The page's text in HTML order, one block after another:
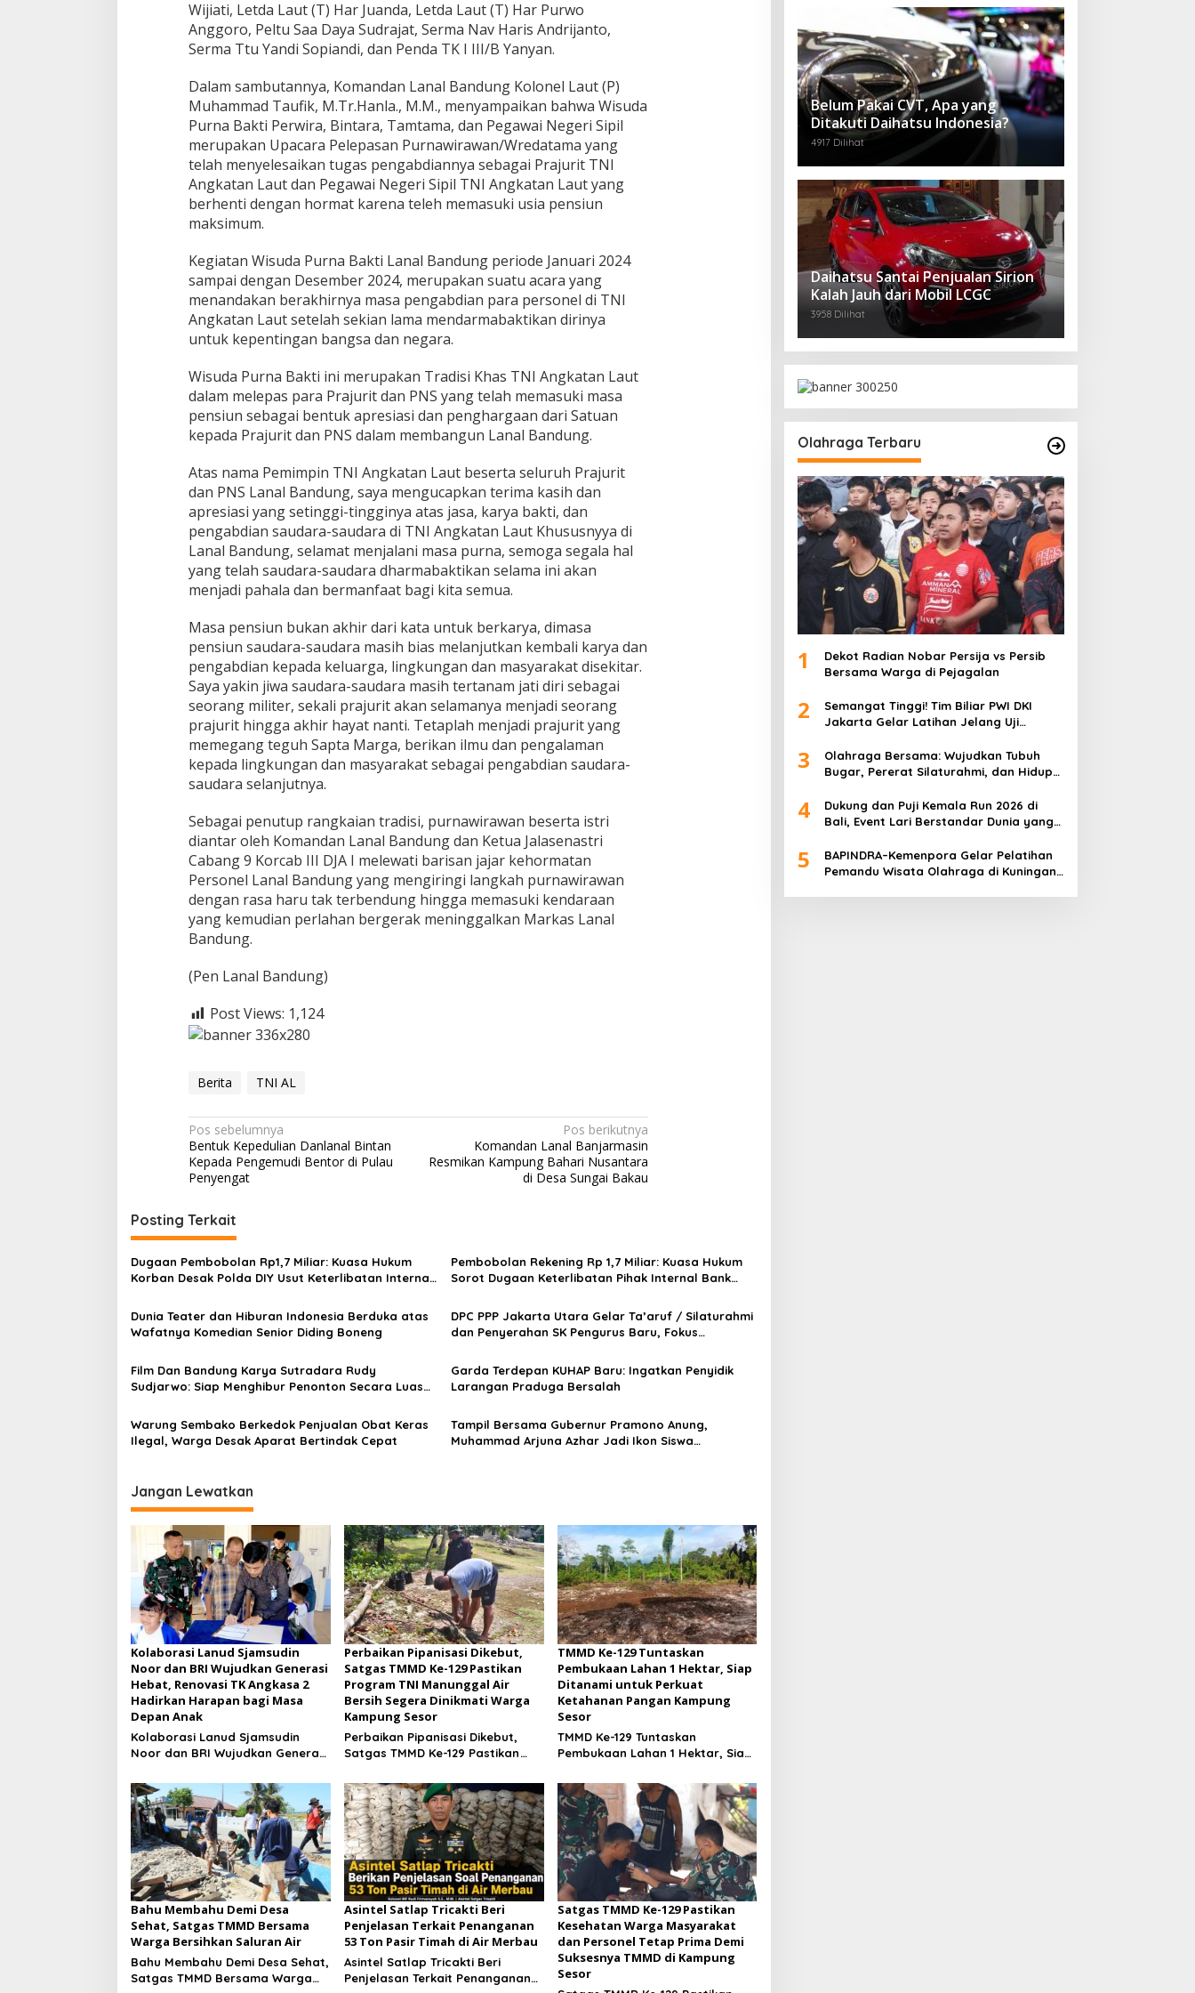
Wijiati, Letda Laut (T) Har Juanda, Letda Laut (T) Har Purwo
Anggoro, Peltu Saa Daya Sudrajat, Serma Nav Haris Andrijanto,
Serma Ttu Yandi Sopiandi, dan Penda TK I III/B Yanyan.
Dalam sambutannya, Komandan Lanal Bandung Kolonel Laut (P)
Muhammad Taufik, M.Tr.Hanla., M.M., menyampaikan bahwa Wisuda
Purna Bakti Perwira, Bintara, Tamtama, dan Pegawai Negeri Sipil
merupakan Upacara Pelepasan Purnawirawan/Wredatama yang
telah menyelesaikan tugas pengabdiannya sebagai Prajurit TNI
Angkatan Laut dan Pegawai Negeri Sipil TNI Angkatan Laut yang
berhenti dengan hormat karena teleh memasuki usia pensiun
maksimum.
Kegiatan Wisuda Purna Bakti Lanal Bandung periode Januari 2024
sampai dengan Desember 2024, merupakan suatu acara yang
menandakan berakhirnya masa pengabdian para personel di TNI
Angkatan Laut setelah sekian lama mendarmabaktikan dirinya
untuk kepentingan bangsa dan negara.
Wisuda Purna Bakti ini merupakan Tradisi Khas TNI Angkatan Laut
dalam melepas para Prajurit dan PNS yang telah memasuki masa
pensiun sebagai bentuk apresiasi dan penghargaan dari Satuan
kepada Prajurit dan PNS dalam membangun Lanal Bandung.
Atas nama Pemimpin TNI Angkatan Laut beserta seluruh Prajurit
dan PNS Lanal Bandung, saya mengucapkan terima kasih dan
apresiasi yang setinggi-tingginya atas jasa, karya bakti, dan
pengabdian saudara-saudara di TNI Angkatan Laut Khususnyya di
Lanal Bandung, selamat menjalani masa purna, semoga segala hal
yang telah saudara-saudara dharmabaktikan selama ini akan
menjadi pahala dan bermanfaat bagi kita semua.
Masa pensiun bukan akhir dari kata untuk berkarya, dimasa
pensiun saudara-saudara masih bias melanjutkan kembali karya dan
pengabdian kepada keluarga, lingkungan dan masyarakat disekitar.
Saya yakin jiwa saudara-saudara masih tertanam jati diri sebagai
seorang militer, sekali prajurit akan selamanya menjadi seorang
prajurit hingga akhir hayat nanti. Tetaplah menjadi prajurit yang
memegang teguh Sapta Marga, berikan ilmu dan pengalaman
kepada lingkungan dan masyarakat sebagai pengabdian saudara-
saudara selanjutnya.
Sebagai penutup rangkaian tradisi, purnawirawan beserta istri
diantar oleh Komandan Lanal Bandung dan Ketua Jalasenastri
Cabang 9 Korcab III DJA I melewati barisan jajar kehormatan
Personel Lanal Bandung yang mengiringi langkah purnawirawan
dengan rasa haru tak terbendung hingga memasuki kendaraan
yang kemudian perlahan bergerak meninggalkan Markas Lanal
Bandung.
(Pen Lanal Bandung)
Post Views: 1,124
Berita TNI AL
N
a
v
i
g
a
s
i
p
s
Pos sebelumnya
Bentuk Kepedulian Danlanal Bintan
Kepada Pengemudi Bentor di Pulau
Penyengat
Pos berikutnya
Komandan Lanal Banjarmasin
Resmikan Kampung Bahari Nusantara
di Desa Sungai Bakau
Posting Terkait
Dugaan Pembobolan Rp1,7 Miliar: Kuasa Hukum
Korban Desak Polda DIY Usut Keterlibatan Internal
Pembobolan Rekening Rp 1,7 Miliar: Kuasa Hukum
Sorot Dugaan Keterlibatan Pihak Internal Bank
Dunia Teater dan Hiburan Indonesia Berduka atas
Wafatnya Komedian Senior Diding Boneng
DPC PPP Jakarta Utara Gelar Ta’aruf / Silaturahmi
dan Penyerahan SK Pengurus Baru, Fokus
Film Dan Bandung Karya Sutradara Rudy
Sudjarwo: Siap Menghibur Penonton Secara Luas
Garda Terdepan KUHAP Baru: Ingatkan Penyidik
Larangan Praduga Bersalah
Warung Sembako Berkedok Penjualan Obat Keras
Ilegal, Warga Desak Aparat Bertindak Cepat
Tampil Bersama Gubernur Pramono Anung,
Muhammad Arjuna Azhar Jadi Ikon Siswa
Jangan Lewatkan
Kolaborasi Lanud Sjamsudin
Noor dan BRI Wujudkan Generasi
Hebat, Renovasi TK Angkasa 2
Hadirkan Harapan bagi Masa
Depan Anak
Kolaborasi Lanud Sjamsudin
Noor dan BRI Wujudkan Generasi
Hadirkan Harapan bagi Masa
Depan Anak
Perbaikan Pipanisasi Dikebut,
Satgas TMMD Ke-129 Pastikan
Program TNI Manunggal Air
Bersih Segera Dinikmati Warga
Kampung Sesor
Perbaikan Pipanisasi Dikebut,
Satgas TMMD Ke-129 Pastikan
Bersih Segera Dinikmati Warga
Kampung Sesor
TMMD Ke-129 Tuntaskan
Pembukaan Lahan 1 Hektar, Siap
Ditanami untuk Perkuat
Ketahanan Pangan Kampung
Sesor
TMMD Ke-129 Tuntaskan
Pembukaan Lahan 1 Hektar, Siap
Ketahanan Pangan Kampung
Sesor
Bahu Membahu Demi Desa
Sehat, Satgas TMMD Bersama
Warga Bersihkan Saluran Air
Bahu Membahu Demi Desa Sehat,
Satgas TMMD Bersama Warga
Asintel Satlap Tricakti Beri
Penjelasan Terkait Penanganan
53 Ton Pasir Timah di Air Merbau
Asintel Satlap Tricakti Beri
Penjelasan Terkait Penanganan
Satgas TMMD Ke-129 Pastikan
Kesehatan Warga Masyarakat
dan Personel Tetap Prima Demi
Suksesnya TMMD di Kampung
Sesor
Belum Pakai CVT, Apa yang
Ditakuti Daihatsu Indonesia?
4917 Dilihat
Daihatsu Santai Penjualan Sirion
Kalah Jauh dari Mobil LCGC
3958 Dilihat
Olahraga Terbaru
1
Dekot Radian Nobar Persija vs Persib
Bersama Warga di Pejagalan
2
Semangat Tinggi! Tim Biliar PWI DKI
Jakarta Gelar Latihan Jelang Uji
3
Olahraga Bersama: Wujudkan Tubuh
Bugar, Pererat Silaturahmi, dan Hidup
4
Dukung dan Puji Kemala Run 2026 di
Bali, Event Lari Berstandar Dunia yang
5
BAPINDRA–Kemenpora Gelar Pelatihan
Pemandu Wisata Olahraga di Kuningan